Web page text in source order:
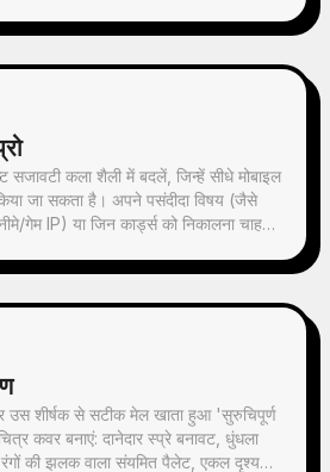
सजावटी कला शैली में बदलें, जिन्हें सीधे मोबाइल
जा सकता है। अपने पसंदीदा विषय (जैसे
गेम IP) या जिन कार्ड्स को निकालना चाहते
एक समूह, या कुछ चुनिंदा कार्ड्स समर्थित हैं,
प्राप्त कर सकते हैं (आपको शेड्यूल किए गए
होगा)।
उस शीर्षक से सटीक मेल खाता हुआ 'सुरुचिपूर्ण
कवर बनाएं: दानेदार स्प्रे बनावट, धुंधला
की झलक वाला संयमित पैलेट, एकल दृश्य